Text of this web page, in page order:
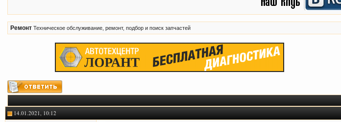
Ремонт Техническое обслуживание, ремонт, подбор и поиск запчастей
14.01.2021, 10:12